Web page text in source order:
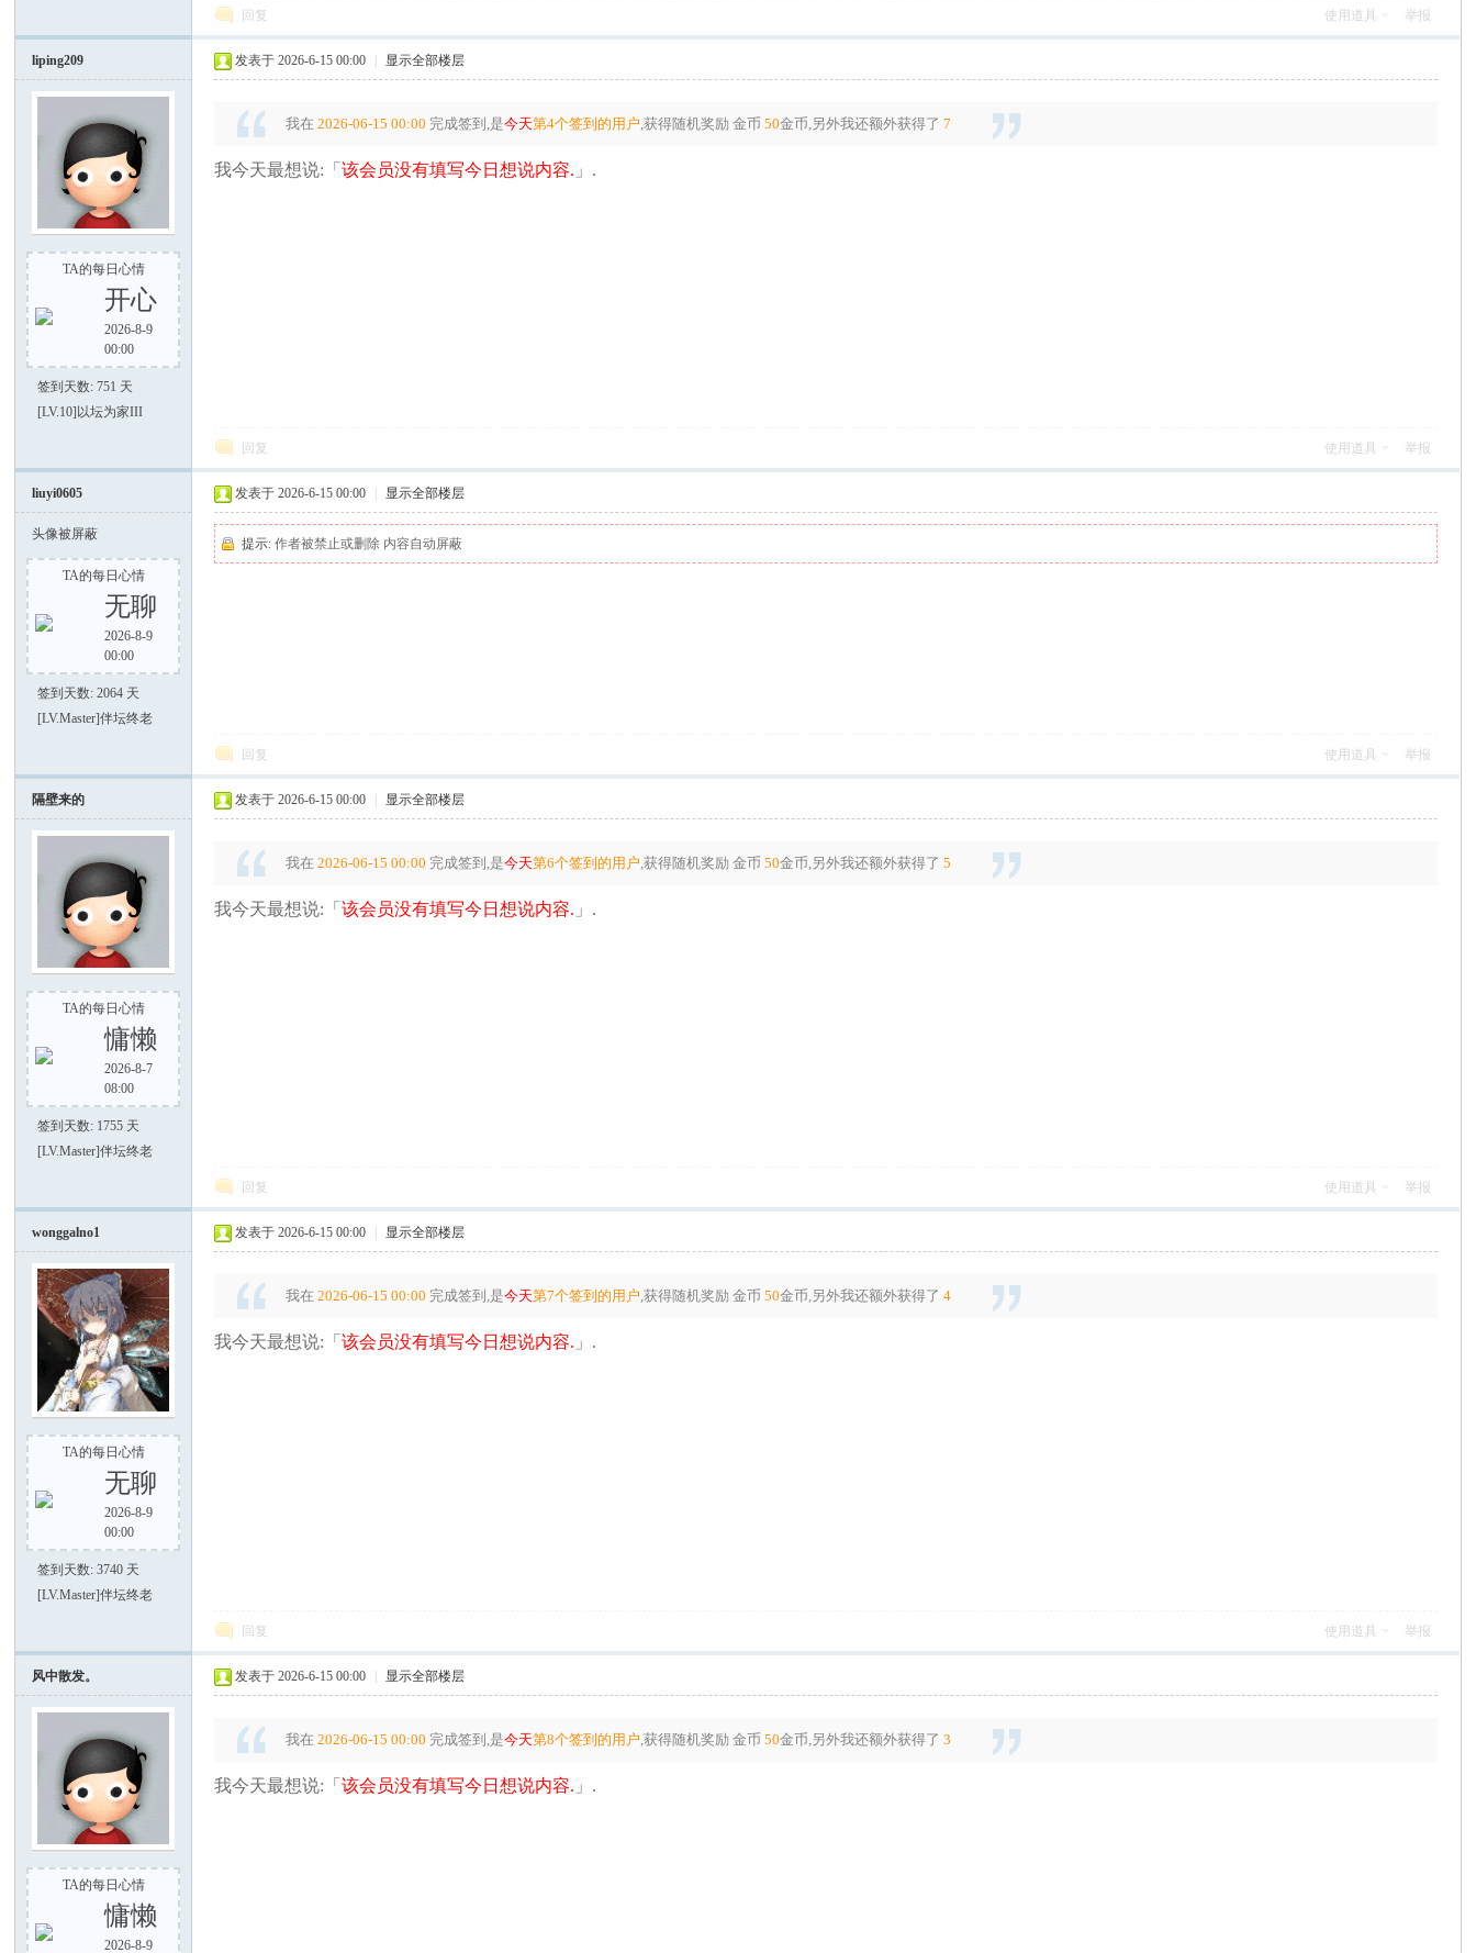
好
之
回复 使用道具 举报
liping209
TA的每日心情
开心
2026-8-9
00:00
签到天数: 751 天
[LV.10]以坛为家III
发表于 2026-6-15 00:00 显示全部楼层
我在 2026-06-15 00:00 完成签到,是今天第4个签到的用户,获得随机奖励金币50金币,另外我还额外获得了 7
我今天最想说:「该会员没有填写今日想说内容. 」.
回复 使用道具 举报
liuyi0605
头像被屏蔽
TA的每日心情
无聊
2026-8-9
00:00
签到天数: 2064 天
[LV.Master]伴坛终老
发表于 2026-6-15 00:00 显示全部楼层
提示:作者被禁止或删除 内容自动屏蔽
回复 使用道具 举报
隔壁来的
TA的每日心情
慵懒
2026-8-7
08:00
签到天数: 1755 天
[LV.Master]伴坛终老
发表于 2026-6-15 00:00 显示全部楼层
我在 2026-06-15 00:00 完成签到,是今天第6个签到的用户,获得随机奖励金币50金币,另外我还额外获得了 5
我今天最想说:「该会员没有填写今日想说内容. 」.
回复 使用道具 举报
wonggalno1
TA的每日心情
无聊
2026-8-9
00:00
签到天数: 3740 天
[LV.Master]伴坛终老
发表于 2026-6-15 00:00 显示全部楼层
我在 2026-06-15 00:00 完成签到,是今天第7个签到的用户,获得随机奖励金币50金币,另外我还额外获得了 4
我今天最想说:「该会员没有填写今日想说内容. 」.
回复 使用道具 举报
风中散发。
TA的每日心情
慵懒
2026-8-9
发表于 2026-6-15 00:00 显示全部楼层
我在 2026-06-15 00:00 完成签到,是今天第8个签到的用户,获得随机奖励金币50金币,另外我还额外获得了 3
我今天最想说:「该会员没有填写今日想说内容. 」.